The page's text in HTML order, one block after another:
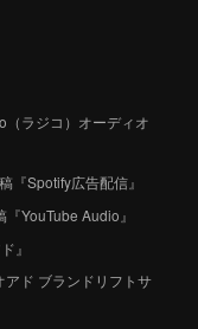
ラジコ）オーディオ
『Spotify広告配信』
YouTube Audio』
』
ド ブランドリフトサ